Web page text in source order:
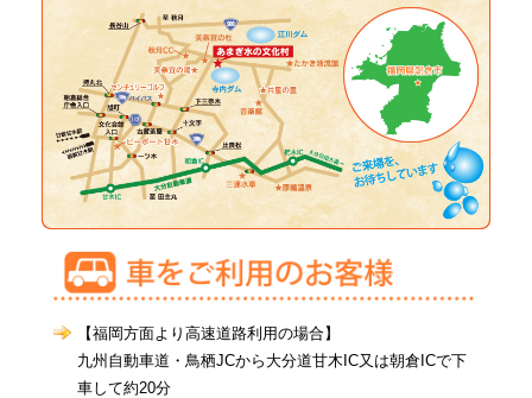
【福岡方面より高速道路利用の場合】
九州自動車道・鳥栖JCから大分道甘木IC又は朝倉ICで下
車して約20分